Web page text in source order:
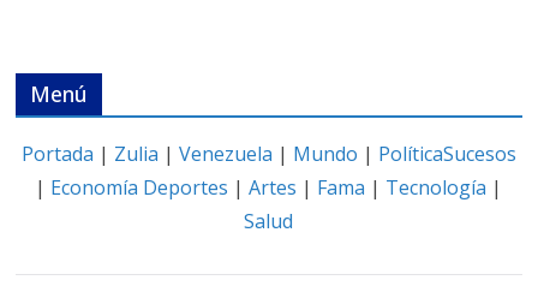
Menú
Portada | Zulia | Venezuela | Mundo | PolíticaSucesos
| Economía Deportes |Artes | Fama | Tecnología |
Salud